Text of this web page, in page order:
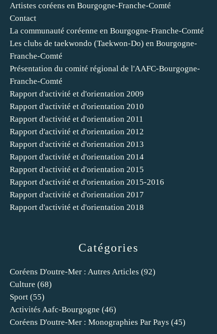
Catégories
Coréens D'outre-Mer : Autres Articles (92)
Culture (68)
Sport (55)
Activités Aafc-Bourgogne (46)
Coréens D'outre-Mer : Monographies Par Pays (45)
Artistes coréens en Bourgogne-Franche-Comté
Contact
La communauté coréenne en Bourgogne-Franche-Comté
Les clubs de taekwondo (Taekwon-Do) en Bourgogne-
Franche-Comté
Présentation du comité régional de l'AAFC-Bourgogne-
Franche-Comté
Rapport d'activité et d'orientation 2009
Rapport d'activité et d'orientation 2010
Rapport d'activité et d'orientation 2011
Rapport d'activité et d'orientation 2012
Rapport d'activité et d'orientation 2013
Rapport d'activité et d'orientation 2014
Rapport d'activité et d'orientation 2015
Rapport d'activité et d'orientation 2015-2016
Rapport d'activité et d'orientation 2017
Rapport d'activité et d'orientation 2018